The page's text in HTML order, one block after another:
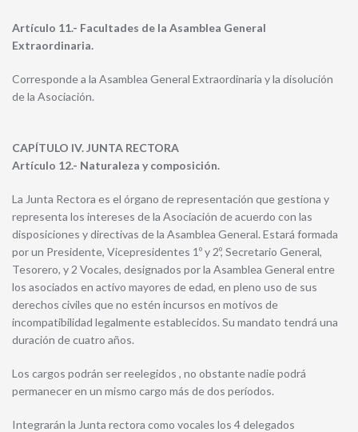
Artículo 11.- Facultades de la Asamblea General
Extraordinaria.
Corresponde a la Asamblea General Extraordinaria y la disolución
de la Asociación.
CAPÍTULO IV. JUNTA RECTORA
Artículo 12.- Naturaleza y composición.
La Junta Rectora es el órgano de representación que gestiona y
representa los intereses de la Asociación de acuerdo con las
disposiciones y directivas de la Asamblea General. Estará formada
por un Presidente, Vicepresidentes 1º y 2º, Secretario General,
Tesorero, y 2 Vocales, designados por la Asamblea General entre
los asociados en activo mayores de edad, en pleno uso de sus
derechos civiles que no estén incursos en motivos de
incompatibilidad legalmente establecidos. Su mandato tendrá una
duración de cuatro años.
Los cargos podrán ser reelegidos , no obstante nadie podrá
permanecer en un mismo cargo más de dos períodos.
Integrarán la Junta rectora como vocales los 4 delegados